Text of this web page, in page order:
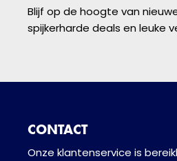
Blijf op de hoogte van
spijkerharde deals en leuke
CONTACT
Onze klantenservice is